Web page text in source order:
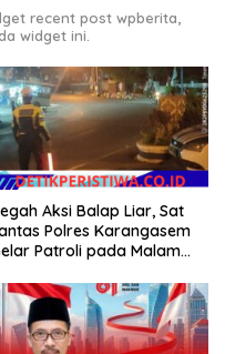
recent post wpberita,
widget ini.
Aksi Balap Liar, Sat
Polres Karangasem
Patroli pada Malam